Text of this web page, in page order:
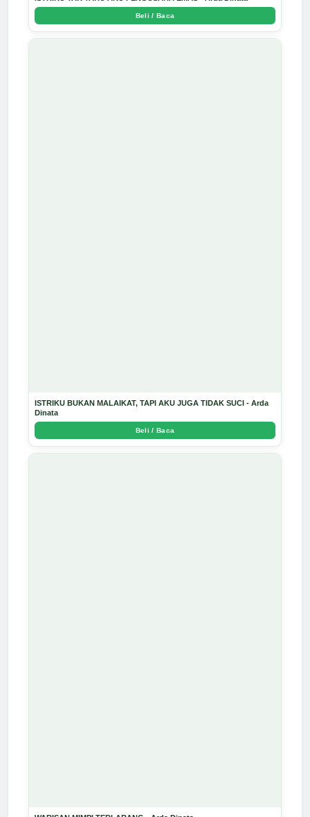
Beli / Baca
ISTRIKU BUKAN MALAIKAT, TAPI AKU JUGA TIDAK SUCI - Arda
Dinata
Beli / Baca